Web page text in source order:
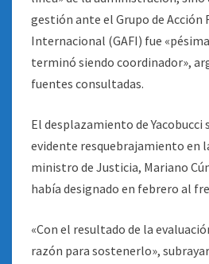
gestión ante el Grupo de Acción
Internacional (GAFI) fue
terminó siendo coordinador»,
fuentes consultadas.
El desplazamiento de Yacobucci
evidente resquebrajamiento en
ministro de Justicia, Mariano
había designado en febrero al
«Con el resultado de la
razón para sostenerlo»,